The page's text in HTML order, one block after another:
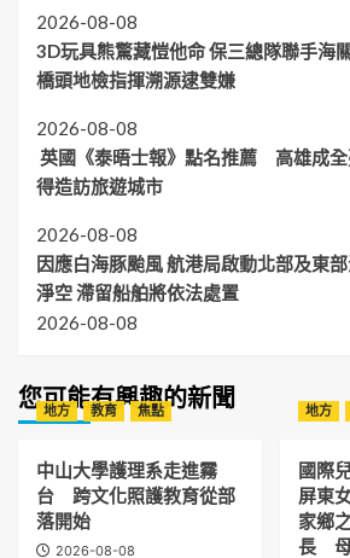
2026-08-08
3D玩具熊驚藏愷他命 保三總隊聯手海
橋頭地檢指揮溯源逮雙嫌
2026-08-08
英國《泰晤士報》點名推薦 高雄成
得造訪旅遊城市
2026-08-08
因應白海豚颱風 航港局啟動北部及東
淨空 滯留船舶將依法處置
2026-08-08
您可能有興趣的新聞
地方 教育 焦點
中山大學護理系走進霧
台 跨文化照護教育從部
落開始
2026-08-08
地方
國際
屏東
家鄉
長 母